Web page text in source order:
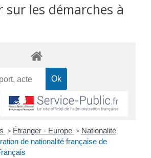
sur les démarches à
> Étranger - Europe > Nationalité
de nationalité française de